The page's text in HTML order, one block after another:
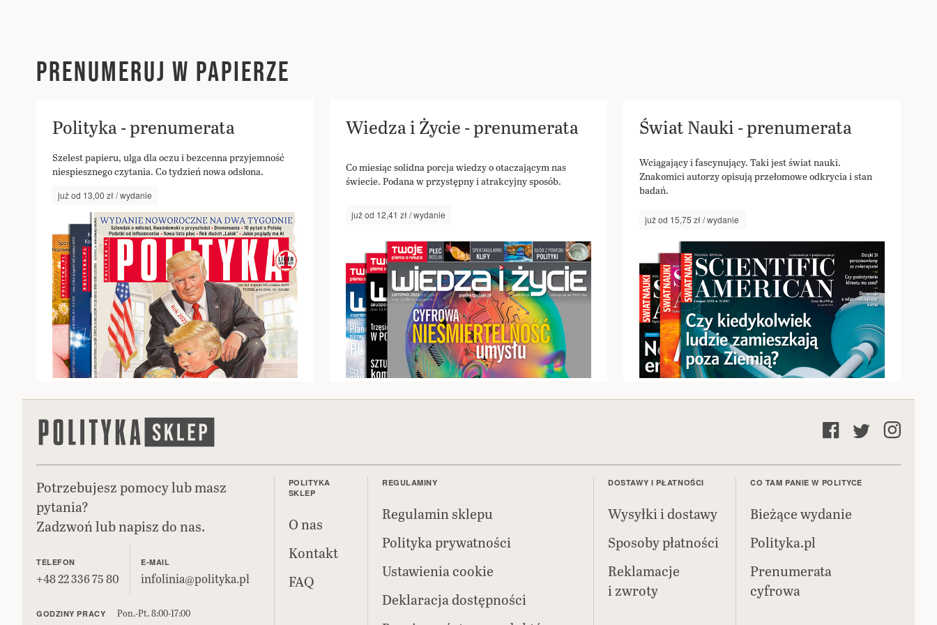
PRENUMERUJ W PAPIERZE
Polityka - prenumerata
Szelest papieru, ulga dla oczu i bezcenna przyjemność
niespiesznego czytania. Co tydzień nowa odsłona.
już od 13,00 zł / wydanie
Wiedza i Życie - prenumerata
Co miesiąc solidna porcja wiedzy o otaczającym nas
świecie. Podana w przystępny i atrakcyjny sposób.
już od 12,41 zł / wydanie
Świat Nauki - prenumerata
Wciągający i fascynujący. Taki jest świat nauki.
Znakomici autorzy opisują przełomowe odkrycia i stan
badań.
już od 15,75 zł / wydanie
Potrzebujesz pomocy lub masz
pytania?
Zadzwoń lub napisz do nas.
TELEFON
+48 22 336 75 80
E-MAIL
infolinia@polityka.pl
GODZINY PRACY Pon.-Pt. 8:00-17:00
POLITYKA
SKLEP
O nas
Kontakt
FAQ
REGULAMINY
Regulamin sklepu
Polityka prywatności
Ustawienia cookie
Deklaracja dostępności
DOSTAWY I PŁATNOŚCI
Wysyłki i dostawy
Sposoby płatności
Reklamacje
i zwroty
CO TAM PANIE W POLITYCE
Bieżące wydanie
Polityka.pl
Prenumerata
cyfrowa